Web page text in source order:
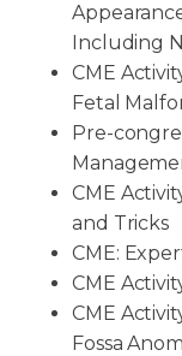
Including
CME
Fetal
Pre-
CME
and Tricks
CME:
CME
CME
Fossa